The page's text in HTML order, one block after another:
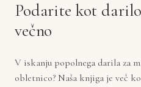
Podarite kot
večno
V iskanju popolnega darila za
obletnico? Naša knjiga je več